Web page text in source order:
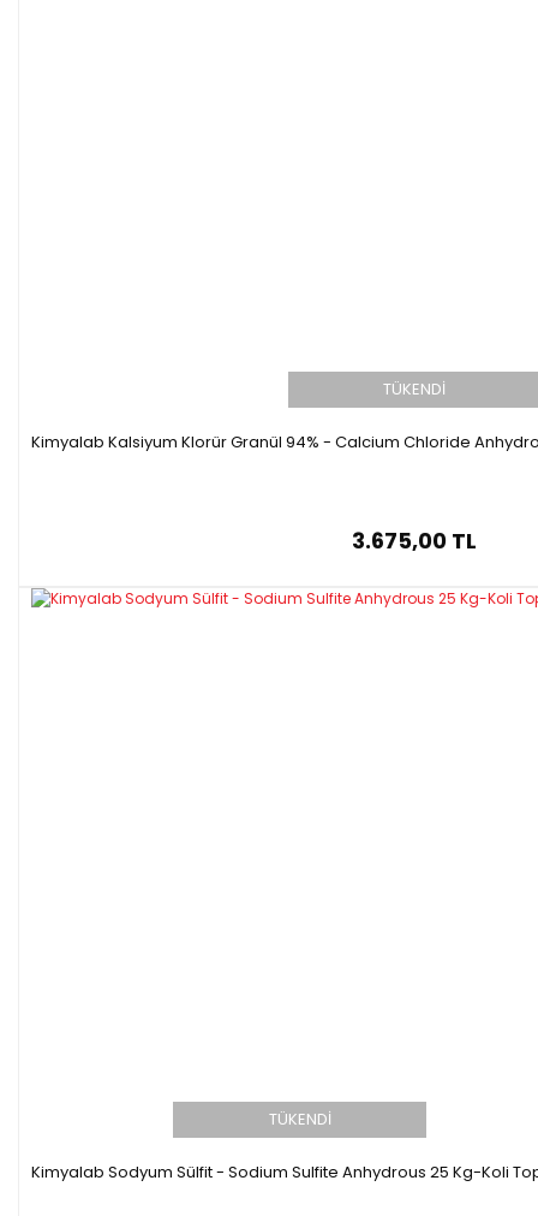
TÜKENDİ
Kimyalab Kalsiyum Klorür Granül 94% - Calcium Chloride
3.675,00 TL
TÜKENDİ
Kimyalab Sodyum Sülfit - Sodium Sulfite Anhydrous 25 Kg-Koli